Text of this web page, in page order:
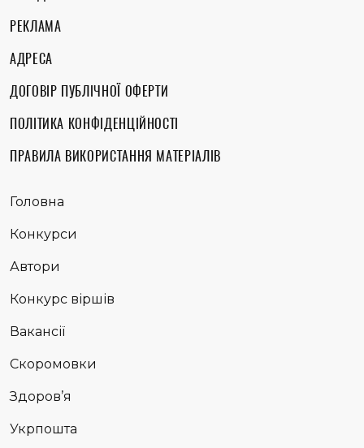
РЕКЛАМА
АДРЕСА
ДОГОВІР ПУБЛІЧНОЇ ОФЕРТИ
ПОЛІТИКА КОНФІДЕНЦІЙНОСТІ
ПРАВИЛА ВИКОРИСТАННЯ МАТЕРІАЛІВ
Головна
Конкурси
Автори
Конкурс віршів
Вакансії
Скоромовки
Здоров’я
Укрпошта